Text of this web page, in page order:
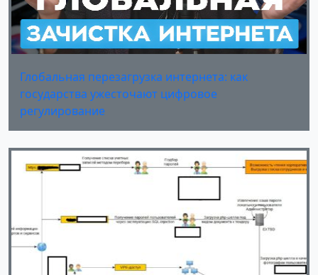
Глобальная перезагрузка интернета: как
государства ужесточают цифровое
регулирование